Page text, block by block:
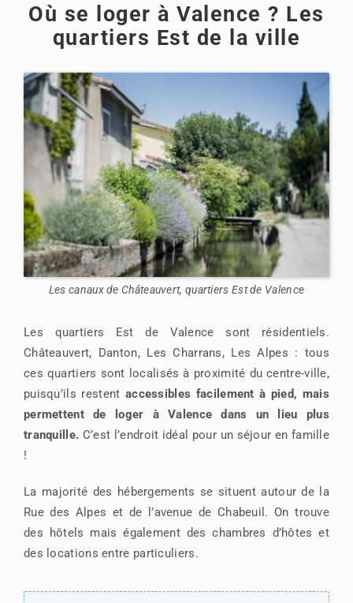
Où se loger à Valence ? Les
quartiers Est de la ville
Les canaux de Châteauvert, quartiers Est de Valence
Les quartiers Est de Valence sont résidentiels.
Châteauvert, Danton, Les Charrans, Les Alpes : tous
ces quartiers sont localisés à proximité du centre-ville,
puisqu’ils restent accessibles facilement à pied, mais
permettent de loger à Valence dans un lieu plus
tranquille. C’est l’endroit idéal pour un séjour en famille
!
La majorité des hébergements se situent autour de la
Rue des Alpes et de l’avenue de Chabeuil. On trouve
des hôtels mais également des chambres d’hôtes et
des locations entre particuliers.